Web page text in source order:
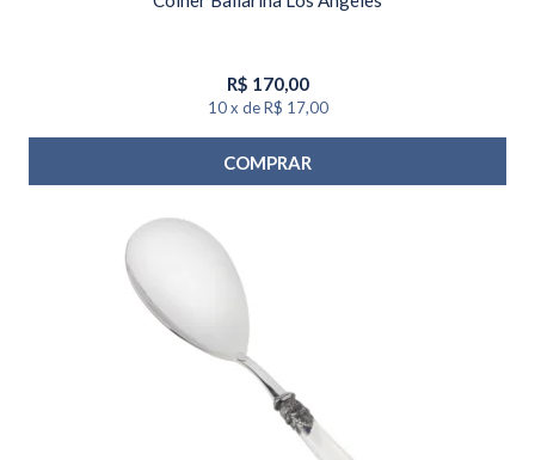
R$ 170,00
10 x de R$ 17,00
COMPRAR